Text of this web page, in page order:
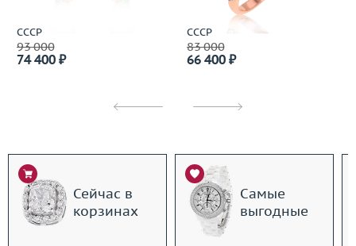
СССР
93 000
74 400 ₽
СССР
83 000
66 400 ₽
Сейчас в
корзинах
Самые
выгодные